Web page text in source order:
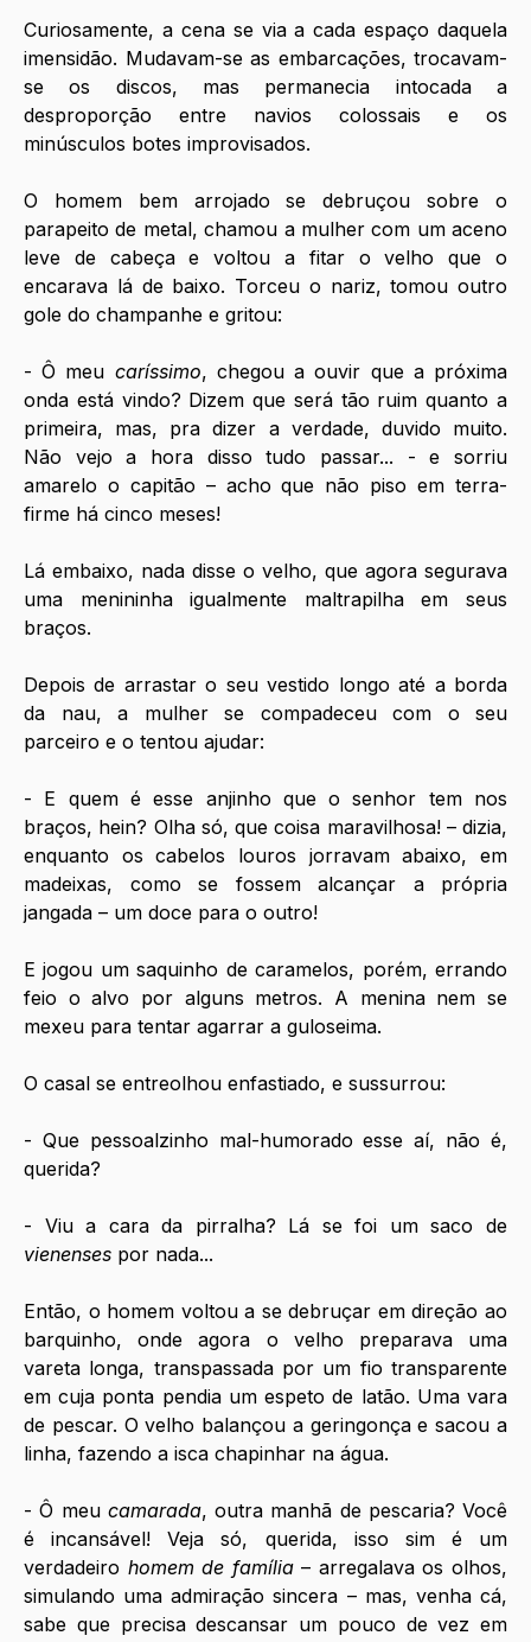
Curiosamente, a cena se via a cada espaço daquela
imensidão. Mudavam-se as embarcações, trocavam-
se os discos, mas permanecia intocada a
desproporção entre navios colossais e os
minúsculos botes improvisados.
O homem bem arrojado se debruçou sobre o
parapeito de metal, chamou a mulher com um aceno
leve de cabeça e voltou a fitar o velho que o
encarava lá de baixo. Torceu o nariz, tomou outro
gole do champanhe e gritou:
- Ô meu caríssimo, chegou a ouvir que a próxima
onda está vindo? Dizem que será tão ruim quanto a
primeira, mas, pra dizer a verdade, duvido muito.
Não vejo a hora disso tudo passar... - e sorriu
amarelo o capitão – acho que não piso em terra-
firme há cinco meses!
Lá embaixo, nada disse o velho, que agora segurava
uma menininha igualmente maltrapilha em seus
braços.
Depois de arrastar o seu vestido longo até a borda
da nau, a mulher se compadeceu com o seu
parceiro e o tentou ajudar:
- E quem é esse anjinho que o senhor tem nos
braços, hein? Olha só, que coisa maravilhosa! – dizia,
enquanto os cabelos louros jorravam abaixo, em
madeixas, como se fossem alcançar a própria
jangada – um doce para o outro!
E jogou um saquinho de caramelos, porém, errando
feio o alvo por alguns metros. A menina nem se
mexeu para tentar agarrar a guloseima.
O casal se entreolhou enfastiado, e sussurrou:
- Que pessoalzinho mal-humorado esse aí, não é,
querida?
vienenses por nada...
Então, o homem voltou a se debruçar em direção ao
barquinho, onde agora o velho preparava uma
vareta longa, transpassada por um fio transparente
em cuja ponta pendia um espeto de latão. Uma vara
de pescar. O velho balançou a geringonça e sacou a
linha, fazendo a isca chapinhar na água.
- Ô meu camarada, outra manhã de pescaria? Você
é incansável! Veja só, querida, isso sim é um
verdadeiro homem de família – arregalava os olhos,
simulando uma admiração sincera – mas, venha cá,
sabe que precisa descansar um pouco de vez em